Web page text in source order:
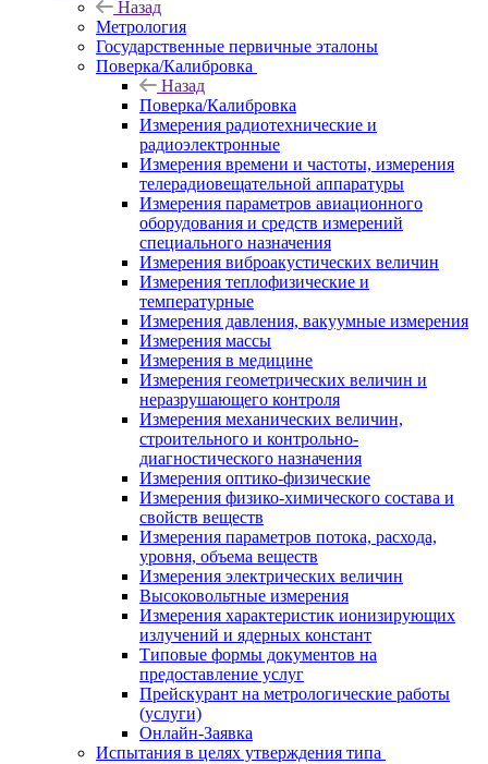
Назад
Метрология
Государственные первичные эталоны
Поверка/Калибровка
Назад
Поверка/Калибровка
Измерения радиотехнические и
радиоэлектронные
Измерения времени и частоты, измерения
телерадиовещательной аппаратуры
Измерения параметров авиационного
оборудования и средств измерений
специального назначения
Измерения виброакустических величин
Измерения теплофизические и
температурные
Измерения давления, вакуумные измерения
Измерения массы
Измерения в медицине
Измерения геометрических величин и
неразрушающего контроля
Измерения механических величин,
строительного и контрольно-
диагностического назначения
Измерения оптико-физические
Измерения физико-химического состава и
свойств веществ
Измерения параметров потока, расхода,
уровня, объема веществ
Измерения электрических величин
Высоковольтные измерения
Измерения характеристик ионизирующих
излучений и ядерных констант
Типовые формы документов на
предоставление услуг
Прейскурант на метрологические работы
(услуги)
Онлайн-Заявка
Испытания в целях утверждения типа